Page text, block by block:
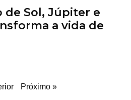
de Sol, Júpiter e
a vida de
Próximo »